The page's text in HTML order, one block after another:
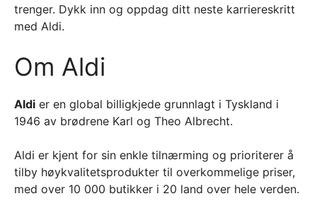
trenger. Dykk inn og oppdag ditt neste karriereskritt
med Aldi.
Om Aldi
Aldi er en global billigkjede grunnlagt i Tyskland i
1946 av brødrene Karl og Theo Albrecht.
Aldi er kjent for sin enkle tilnærming og prioriterer å
tilby høykvalitetsprodukter til overkommelige priser,
med over 10 000 butikker i 20 land over hele verden.